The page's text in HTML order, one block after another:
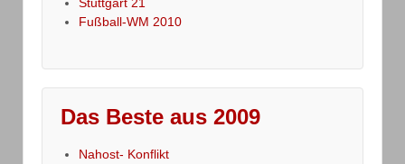
Fußball-WM 2010
Das Beste aus 2009
Nahost- Konflikt